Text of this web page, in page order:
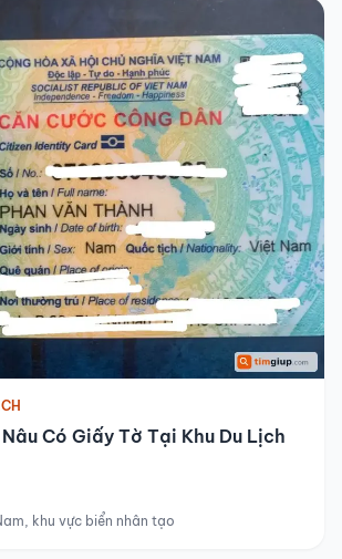
Có Giấy Tờ Tại Khu Du Lịch
khu vực biển nhân tạo